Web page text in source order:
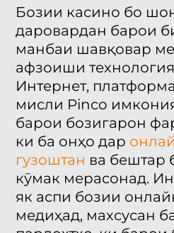
Бозии касино бо
даровардан барои
манбаи шавқовар
афзоиши
Интернет,
мисли Pinco
барои бозигарон
ки ба онҳо дар
гузоштан ва бештар
кӯмак мерасонад.
як аспи бозии
медиҳад, махсусан